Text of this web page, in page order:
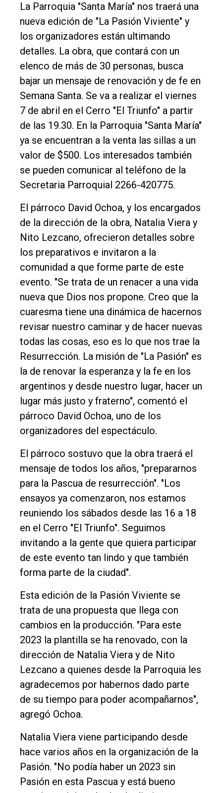
El
único
DIARIO
Balcarce
Inicio
Tendencia
Int.
General
Cultura
Entrevistas
Rural
Deportes
Fúnebres
Edición
Empresa
Nosotros
Contacto
La Parroquia "Santa María" nos traerá una
nueva edición de "La Pasión Viviente" y
los organizadores están ultimando
detalles. La obra, que contará con un
elenco de más de 30 personas, busca
bajar un mensaje de renovación y de fe en
Semana Santa. Se va a realizar el viernes
7 de abril en el Cerro "El Triunfo" a partir
de las 19.30. En la Parroquia "Santa María"
ya se encuentran a la venta las sillas a un
valor de $500. Los interesados también
se pueden comunicar al teléfono de la
Secretaria Parroquial 2266-420775.
El párroco David Ochoa, y los encargados
de la dirección de la obra, Natalia Viera y
Nito Lezcano, ofrecieron detalles sobre
los preparativos e invitaron a la
comunidad a que forme parte de este
evento. "Se trata de un renacer a una vida
nueva que Dios nos propone. Creo que la
cuaresma tiene una dinámica de hacernos
revisar nuestro caminar y de hacer nuevas
todas las cosas, eso es lo que nos trae la
Resurrección. La misión de "La Pasión" es
la de renovar la esperanza y la fe en los
argentinos y desde nuestro lugar, hacer un
lugar más justo y fraterno", comentó el
párroco David Ochoa, uno de los
organizadores del espectáculo.
El párroco sostuvo que la obra traerá el
mensaje de todos los años, "prepararnos
para la Pascua de resurrección". "Los
ensayos ya comenzaron, nos estamos
reuniendo los sábados desde las 16 a 18
en el Cerro "El Triunfo". Seguimos
invitando a la gente que quiera participar
de este evento tan lindo y que también
forma parte de la ciudad".
Esta edición de la Pasión Viviente se
trata de una propuesta que llega con
cambios en la producción. "Para este
2023 la plantilla se ha renovado, con la
dirección de Natalia Viera y de Nito
Lezcano a quienes desde la Parroquia les
agradecemos por habernos dado parte
de su tiempo para poder acompañarnos",
agregó Ochoa.
Natalia Viera viene participando desde
hace varios años en la organización de la
Pasión. "No podía haber un 2023 sin
Pasión en esta Pascua y está bueno